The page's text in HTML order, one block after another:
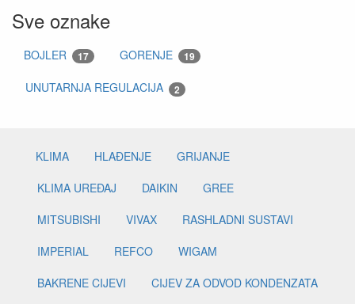
Sve oznake
BOJLER 17 GORENJE 19
UNUTARNJA REGULACIJA 2
KLIMA HLAĐENJE
GRIJANJE
KLIMA UREĐAJ
DAIKIN
GREE
MITSUBISHI
VIVAX
RASHLADNI SUSTAVI
IMPERIAL
REFCO
WIGAM
BAKRENE CIJEVI
CIJEV ZA ODVOD KONDENZATA